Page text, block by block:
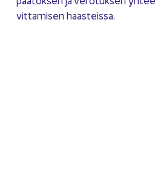
vit­ta­mi­sen haas­teis­sa.